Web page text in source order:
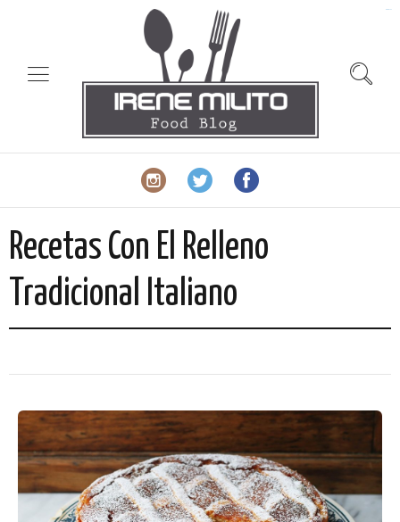
Recetas Con El Relleno
Tradicional Italiano